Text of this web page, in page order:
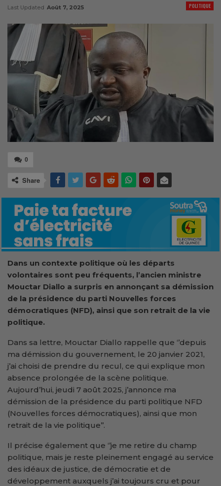
POLITIQUE
Last Updated Août 7, 2025
0
Share
Dans un contexte politique où les départs
volontaires sont peu fréquents, l’ancien ministre
Mouctar Diallo a surpris en annonçant sa démission
de la présidence du parti Nouvelles forces
démocratiques (NFD), ainsi que son retrait de la vie
politique.
Dans sa lettre, Mouctar Diallo rappelle que ‘’depuis
ma démission du gouvernement, le 20 janvier 2021,
j’ai choisi de prendre du recul, ce qui explique mon
absence prolongée de la scène politique.
Aujourd’hui, jeudi 7 août 2025, j’annonce ma
démission de la présidence du parti politique NFD
(Nouvelles forces démocratiques), ainsi que mon
retrait de la vie politique’’.
Il précise également que ‘’je me retire du champ
politique, mais je reste pleinement engagé au service
des idéaux de justice, de démocratie et de
développement auxquels j’ai toujours cru et pour